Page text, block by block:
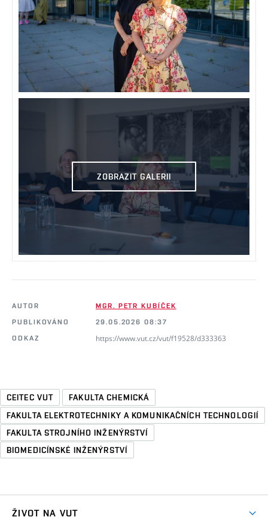
ZOBRAZIT GALERII
AUTOR
MGR. PETR KUBÍČEK
PUBLIKOVÁNO
29.05.2026 08:37
ODKAZ
https://www.vut.cz/vut/f19528/d333363
CEITEC VUT
FAKULTA CHEMICKÁ
FAKULTA ELEKTROTECHNIKY A KOMUNIKAČNÍCH TECHNOLOGIÍ
FAKULTA STROJNÍHO INŽENÝRSTVÍ
BIOMEDICÍNSKÉ INŽENÝRSTVÍ
ŽIVOT NA VUT